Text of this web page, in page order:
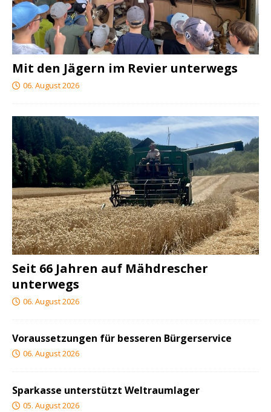
Mit den Jägern im Revier unterwegs
06. August 2026
Seit 66 Jahren auf Mähdrescher
unterwegs
06. August 2026
Voraussetzungen für besseren Bürgerservice
06. August 2026
Sparkasse unterstützt Weltraumlager
05. August 2026